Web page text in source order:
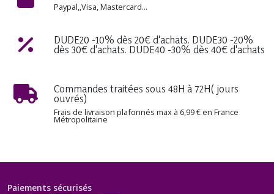
Paypal,,Visa, Mastercard...
DUDE20 -10% dès 20€ d'achats. DUDE30 -20%
dès 30€ d'achats. DUDE40 -30% dès 40€ d'achats
Commandes traitées sous 48H à 72H( jours
ouvrés)
Frais de livraison plafonnés max à 6,99 € en France
Métropolitaine
Paiements sécurisés